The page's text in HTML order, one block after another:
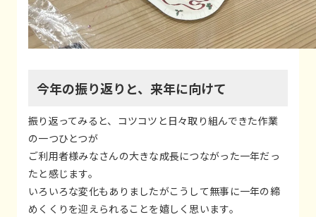
今年の振り返りと、来年に向けて
振り返ってみると、コツコツと日々取り組んできた作業
の一つひとつが
ご利用者様みなさんの大きな成長につながった一年だっ
たと感じます。
いろいろな変化もありましたがこうして無事に一年の締
めくくりを迎えられることを嬉しく思います。